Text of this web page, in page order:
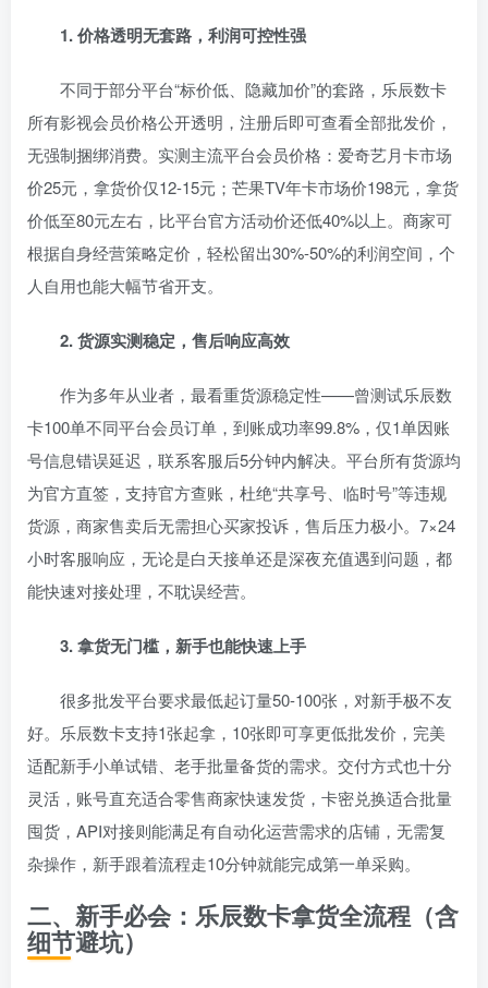
1. 价格透明无套路，利润可控性强
不同于部分平台“标价低、隐藏加价”的套路，乐辰数卡
所有影视会员价格公开透明，注册后即可查看全部批发价，
无强制捆绑消费。实测主流平台会员价格：爱奇艺月卡市场
价25元，拿货价仅12-15元；芒果TV年卡市场价198元，拿货
价低至80元左右，比平台官方活动价还低40%以上。商家可
根据自身经营策略定价，轻松留出30%-50%的利润空间，个
人自用也能大幅节省开支。
2. 货源实测稳定，售后响应高效
作为多年从业者，最看重货源稳定性——曾测试乐辰数
卡100单不同平台会员订单，到账成功率99.8%，仅1单因账
号信息错误延迟，联系客服后5分钟内解决。平台所有货源均
为官方直签，支持官方查账，杜绝“共享号、临时号”等违规
货源，商家售卖后无需担心买家投诉，售后压力极小。7×24
小时客服响应，无论是白天接单还是深夜充值遇到问题，都
能快速对接处理，不耽误经营。
3. 拿货无门槛，新手也能快速上手
很多批发平台要求最低起订量50-100张，对新手极不友
好。乐辰数卡支持1张起拿，10张即可享更低批发价，完美
适配新手小单试错、老手批量备货的需求。交付方式也十分
灵活，账号直充适合零售商家快速发货，卡密兑换适合批量
囤货，API对接则能满足有自动化运营需求的店铺，无需复
杂操作，新手跟着流程走10分钟就能完成第一单采购。
二、新手必会：乐辰数卡拿货全流程（含
细节避坑）